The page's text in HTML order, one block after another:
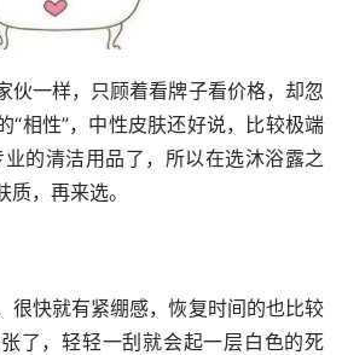
伙一样，只顾着看牌子看价格，却忽
“相性”，中性皮肤还好说，比较极端
的清洁用品了，所以在选沐浴露之
，再来选。
很快就有紧绷感，恢复时间的也比较
了，轻轻一刮就会起一层白色的死